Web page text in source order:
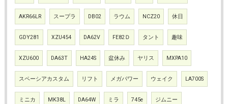
AKR66LR スープラ DB02 ラウム NCZ20 休日
GDY281 XZU454 DA62V FE82Ｄ タント 趣味
XZU600 DA63T HA24S 盆休み ヤリス MXPA10
スペーシアカスタム リフト メガパワー ウェイク LA700S
ミニカ MK38L DA64W ミラ 745e ジムニー